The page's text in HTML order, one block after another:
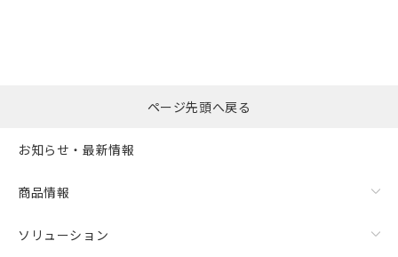
ページ先頭へ戻る
お知らせ・最新情報
商品情報
ソリューション